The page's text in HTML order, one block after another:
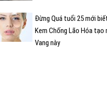
Đừng Quá tuổi 25 mới
Kem Chống Lão Hóa tạo
Vang này